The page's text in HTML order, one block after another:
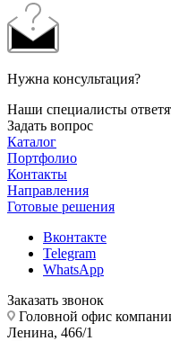
Нужна консультация?
Наши специалисты
Задать вопрос
Каталог
Портфолио
Контакты
Направления
Готовые решения
Вконтакте
Telegram
WhatsApp
Заказать звонок
Головной офис
Ленина, 466/1